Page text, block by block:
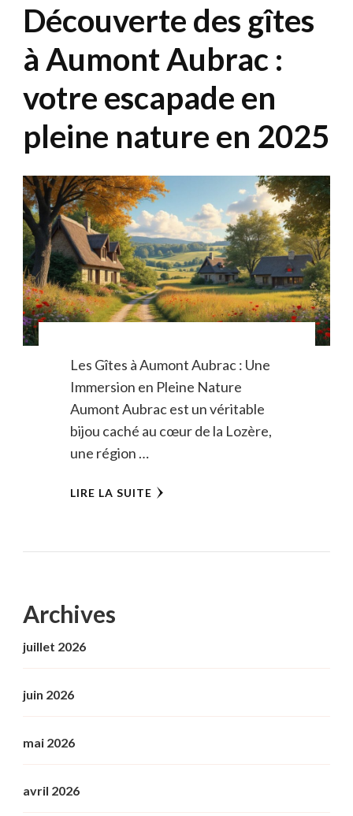
Découverte des gîtes
à Aumont Aubrac :
votre escapade en
pleine nature en 2025
Les Gîtes à Aumont Aubrac : Une
Immersion en Pleine Nature
Aumont Aubrac est un véritable
bijou caché au cœur de la Lozère,
une région …
LIRE LA SUITE
Archives
juillet 2026
juin 2026
mai 2026
avril 2026